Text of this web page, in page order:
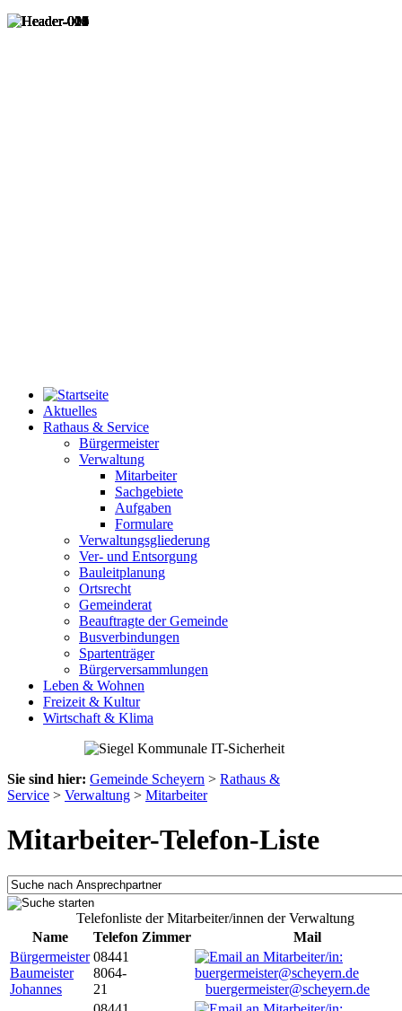
Aktuelles
Rathaus & Service
Bürgermeister
Verwaltung
Mitarbeiter
Sachgebiete
Aufgaben
Formulare
Verwaltungsgliederung
Ver- und Entsorgung
Bauleitplanung
Ortsrecht
Gemeinderat
Beauftragte der Gemeinde
Busverbindungen
Spartenträger
Bürgerversammlungen
Leben & Wohnen
Freizeit & Kultur
Wirtschaft & Klima
Sie sind hier: Gemeinde Scheyern > Rathaus &
Service > Verwaltung > Mitarbeiter
Mitarbeiter-Telefon-Liste
Telefonliste der Mitarbeiter/innen der Verwaltung
Name
Telefon Zimmer
Mail
Bürgermeister
Baumeister
Johannes
08441
8064-
21
buergermeister@scheyern.de